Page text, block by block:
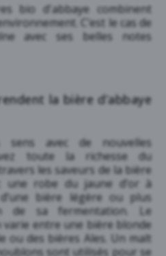
bio d'abbaye combinent
C’est le cas de
avec ses belles notes
la bière d’abbaye
avec de nouvelles
toute la richesse du
les saveurs de la bière
une robe du jaune d’or à
bière légère ou plus
de sa fermentation. Le
entre une bière blonde
ou des bières Ales. Un malt
sont utilisés pour se